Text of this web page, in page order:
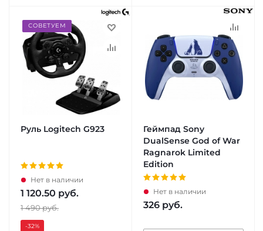
СОВЕТУЕМ
Руль Logitech G923
Нет в наличии
1 120.50 руб.
1 490руб.
-32%
Геймпад Sony
DualSense God of War
Ragnarok Limited
Edition
Нет в наличии
326 руб.